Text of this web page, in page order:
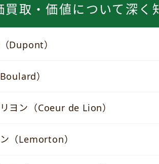
買取・価値について深く
Dupont）
）
ヨン（Coeur de Lion）
（Lemorton）